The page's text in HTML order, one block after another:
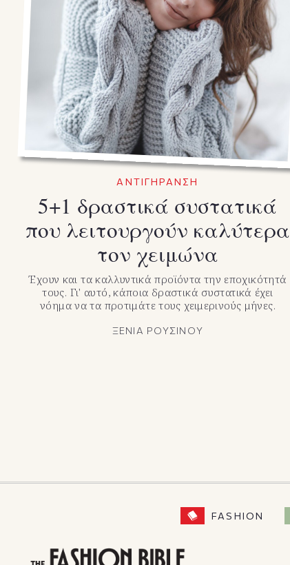
ΑΝΤΙΓΗΡΑΝΣΗ
5+1 δραστικά συστατικά
που λειτουργούν καλύτερα
τον χειμώνα
Έχουν και τα καλλυντικά προϊόντα την εποχικότητά
τους. Γι' αυτό, κάποια δραστικά συστατικά έχει
νόημα να τα προτιμάτε τους χειμερινούς μήνες.
ΞΕΝΙΑ ΡΟΥΣΙΝΟΥ
FASHION